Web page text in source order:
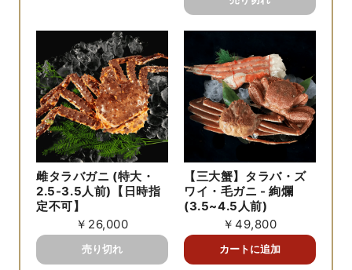
雌タラバガニ (特大・
2.5-3.5人前)【日時指
定不可】
￥26,000
【三大蟹】タラバ・ズ
ワイ・毛ガニ - 絢爛
(3.5~4.5人前)
￥49,800